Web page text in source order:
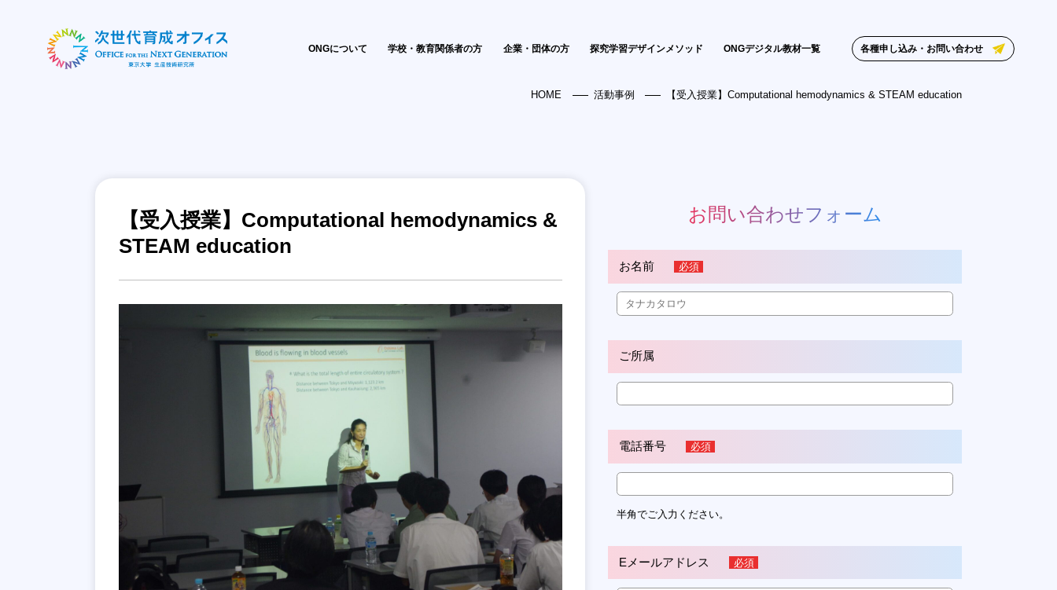
ONGについて 学校・教育関係者の方 企業・団体の方 探究学習デザインメソッド ONGデジタル教材一覧 各種申し込み・お問い合わせ
HOME 活動事例 【受入授業】Computational hemodynamics & STEAM education
【受入授業】Computational hemodynamics &
STEAM education
お問い合わせフォーム
お名前 必須
ご所属
電話番号 必須
半角でご入力ください。
Eメールアドレス 必須